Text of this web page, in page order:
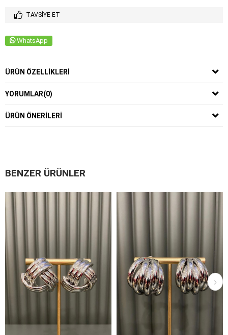
TAVSIYE ET
WhatsApp
ÜRÜN ÖZELLIKLERI
YORUMLAR(0)
ÜRÜN ÖNERILERI
BENZER ÜRÜNLER